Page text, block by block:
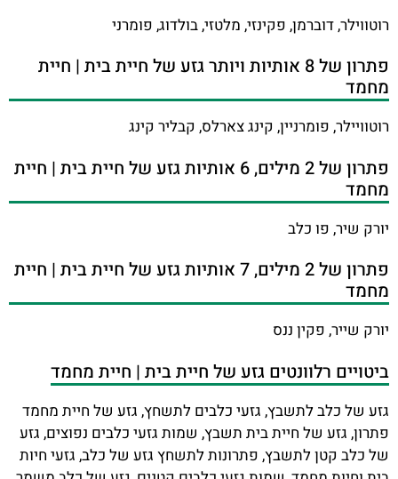
רוטווילר, דוברמן, פקינזי, מלטזי, בולדוג, פומרני
פתרון של 8 אותיות ויותר גזע של חיית בית | חיית
מחמד
רוטוויילר, פומרניין, קינג צארלס, קבליר קינג
פתרון של 2 מילים, 6 אותיות גזע של חיית בית | חיית
מחמד
יורק שיר, פו כלב
פתרון של 2 מילים, 7 אותיות גזע של חיית בית | חיית
מחמד
יורק שייר, פקין ננס
ביטויים רלוונטים גזע של חיית בית | חיית מחמד
גזע של כלב לתשבץ, גזעי כלבים לתשחץ, גזע של חיית מחמד
פתרון, גזע של חיית בית תשבץ, שמות גזעי כלבים נפוצים, גזע
של כלב קטן לתשבץ, פתרונות לתשחץ גזע של כלב, גזעי חיות